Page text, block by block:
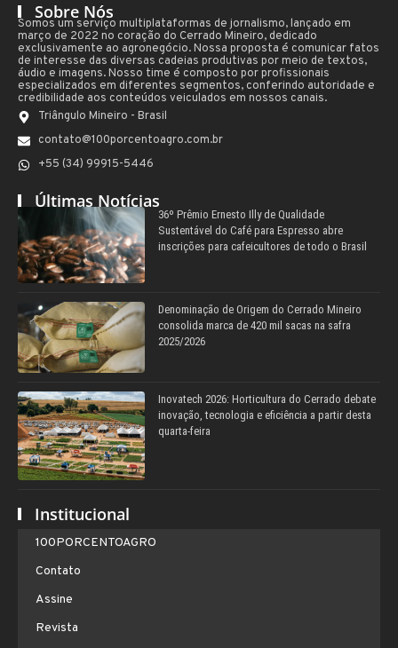
Sobre Nós
Somos um serviço multiplataformas de jornalismo, lançado em
março de 2022 no coração do Cerrado Mineiro, dedicado
exclusivamente ao agronegócio. Nossa proposta é comunicar fatos
de interesse das diversas cadeias produtivas por meio de textos,
áudio e imagens. Nosso time é composto por profissionais
especializados em diferentes segmentos, conferindo autoridade e
credibilidade aos conteúdos veiculados em nossos canais.
Triângulo Mineiro - Brasil
contato@100porcentoagro.com.br
+55 (34) 99915-5446
Últimas Notícias
36º Prêmio Ernesto Illy de Qualidade
Sustentável do Café para Espresso abre
inscrições para cafeicultores de todo o Brasil
Denominação de Origem do Cerrado Mineiro
consolida marca de 420 mil sacas na safra
2025/2026
Inovatech 2026: Horticultura do Cerrado debate
inovação, tecnologia e eficiência a partir desta
quarta-feira
Institucional
100PORCENTOAGRO
Contato
Assine
Revista